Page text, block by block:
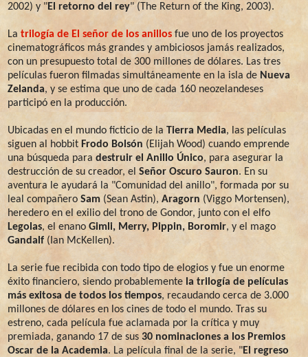
2002) y "El retorno del rey" (The Return of the King, 2003).
La trilogía de El señor de los anillos fue uno de los proyectos
cinematográficos más grandes y ambiciosos jamás realizados,
con un presupuesto total de 300 millones de dólares. Las tres
películas fueron filmadas simultáneamente en la isla de Nueva
Zelanda, y se estima que uno de cada 160 neozelandeses
participó en la producción.
Ubicadas en el mundo ficticio de la Tierra Media, las películas
siguen al hobbit Frodo Bolsón (Elijah Wood) cuando emprende
una búsqueda para destruir el Anillo Único, para asegurar la
destrucción de su creador, el Señor Oscuro Sauron. En su
aventura le ayudará la "Comunidad del anillo", formada por su
leal compañero Sam (Sean Astin), Aragorn (Viggo Mortensen),
heredero en el exilio del trono de Gondor, junto con el elfo
Legolas, el enano Gimli, Merry, Pippin, Boromir, y el mago
Gandalf (Ian McKellen).
La serie fue recibida con todo tipo de elogios y fue un enorme
éxito financiero, siendo probablemente la trilogía de películas
más exitosa de todos los tiempos, recaudando cerca de 3.000
millones de dólares en los cines de todo el mundo. Tras su
estreno, cada película fue aclamada por la crítica y muy
premiada, ganando 17 de sus 30 nominaciones a los Premios
Oscar de la Academia. La película final de la serie, "El regreso